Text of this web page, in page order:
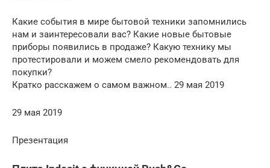
Какие события в мире бытовой техники запомнились
нам и заинтересовали вас? Какие новые бытовые
приборы появились в продаже? Какую технику мы
протестировали и можем смело рекомендовать для
покупки?
Кратко расскажем о самом важном.. 29 мая 2019
29 мая 2019
Презентация